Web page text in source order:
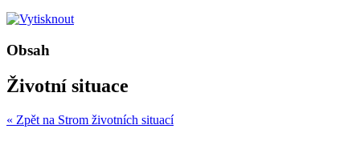
Obsah
Životní situace
« Zpět na Strom životních situací